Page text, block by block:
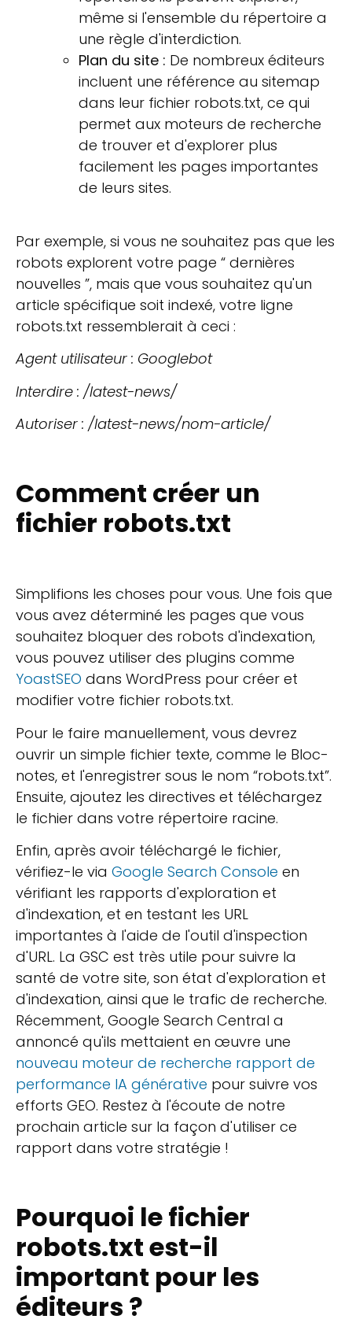
même si l'ensemble du répertoire a
une règle d'interdiction.
Plan du site : De nombreux éditeurs
incluent une référence au sitemap
dans leur fichier robots.txt, ce qui
permet aux moteurs de recherche
de trouver et d'explorer plus
facilement les pages importantes
de leurs sites.
Par exemple, si vous ne souhaitez pas que les
robots explorent votre page “ dernières
nouvelles ”, mais que vous souhaitez qu'un
article spécifique soit indexé, votre ligne
robots.txt ressemblerait à ceci :
Agent utilisateur : Googlebot
Interdire : /latest-news/
Autoriser : /latest-news/nom-article/
Comment créer un
fichier robots.txt
Simplifions les choses pour vous. Une fois que
vous avez déterminé les pages que vous
souhaitez bloquer des robots d'indexation,
vous pouvez utiliser des plugins comme
YoastSEO dans WordPress pour créer et
modifier votre fichier robots.txt.
Pour le faire manuellement, vous devrez
ouvrir un simple fichier texte, comme le Bloc-
notes, et l'enregistrer sous le nom “robots.txt”.
Ensuite, ajoutez les directives et téléchargez
le fichier dans votre répertoire racine.
Enfin, après avoir téléchargé le fichier,
vérifiez-le via Google Search Console en
vérifiant les rapports d'exploration et
d'indexation, et en testant les URL
importantes à l'aide de l'outil d'inspection
d'URL. La GSC est très utile pour suivre la
santé de votre site, son état d'exploration et
d'indexation, ainsi que le trafic de recherche.
Récemment, Google Search Central a
annoncé qu'ils mettaient en œuvre une
nouveau moteur de recherche rapport de
performance IA générative pour suivre vos
efforts GEO. Restez à l'écoute de notre
prochain article sur la façon d'utiliser ce
rapport dans votre stratégie !
Pourquoi le fichier
robots.txt est-il
important pour les
éditeurs ?